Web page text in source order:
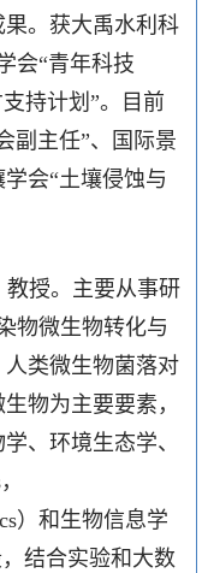
。获大禹水利科
会“青年科技
持计划”。目前
副主任”、国际景
会“土壤侵蚀与
授。主要从事研
物微生物转化与
人类微生物菌落对
物为主要要素，
、环境生态学、
，
）和生物信息学
结合实验和大数